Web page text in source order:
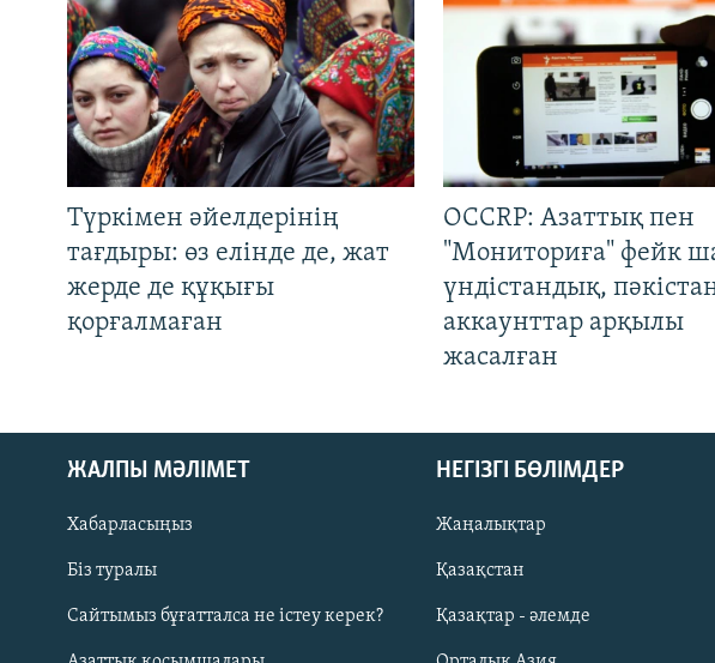
Русский
Түркімен әйелдерінің
тағдыры: өз елінде де, жат
жерде де құқығы
қорғалмаған
OCCRP: Азаттық пен
"Мониториға" фейк
үндістандық,
аккаунттар арқылы
жасалған
ЖАЛПЫ МӘЛІМЕТ
Хабарласыңыз
Біз туралы
Сайтымыз бұғатталса не істеу керек?
НЕГІЗГІ БӨЛІМДЕР
Жаңалықтар
Қазақстан
Қазақтар - әлемде